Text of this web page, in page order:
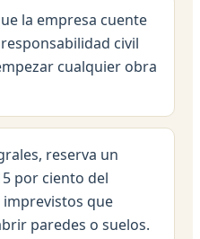
la empresa cuente
civil
cualquier obra
reserva un
por ciento del
que
paredes o suelos.